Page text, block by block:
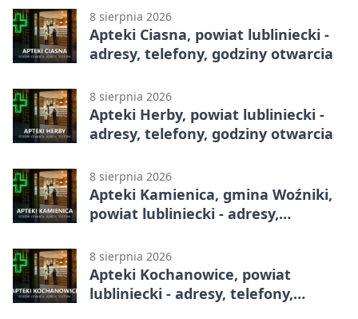
8 sierpnia 2026
Apteki Ciasna, powiat lubliniecki -
adresy, telefony, godziny otwarcia
8 sierpnia 2026
Apteki Herby, powiat lubliniecki -
adresy, telefony, godziny otwarcia
8 sierpnia 2026
Apteki Kamienica, gmina Woźniki,
powiat lubliniecki - adresy,
8 sierpnia 2026
Apteki Kochanowice, powiat
lubliniecki - adresy, telefony,